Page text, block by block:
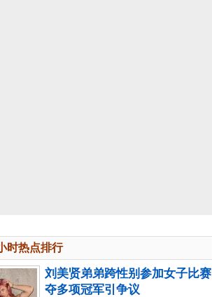
时热点排行
刘美贤弟弟跨性别参加女子比赛
夺多项冠军引争议